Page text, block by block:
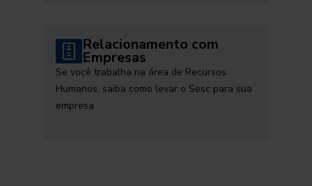
Relacionamento com
Empresas
Se você trabalha na área de Recursos
Humanos, saiba como levar o Sesc para sua
empresa